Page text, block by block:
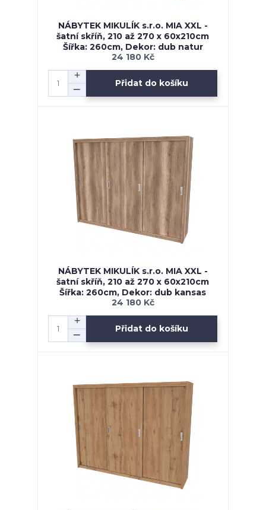
NÁBYTEK MIKULÍK s.r.o. MIA XXL -
šatní skříň, 210 až 270 x 60x210cm
Šířka: 260cm, Dekor: dub natur
24 180 Kč
Přidat do košíku
NÁBYTEK MIKULÍK s.r.o. MIA XXL -
šatní skříň, 210 až 270 x 60x210cm
Šířka: 260cm, Dekor: dub kansas
24 180 Kč
Přidat do košíku